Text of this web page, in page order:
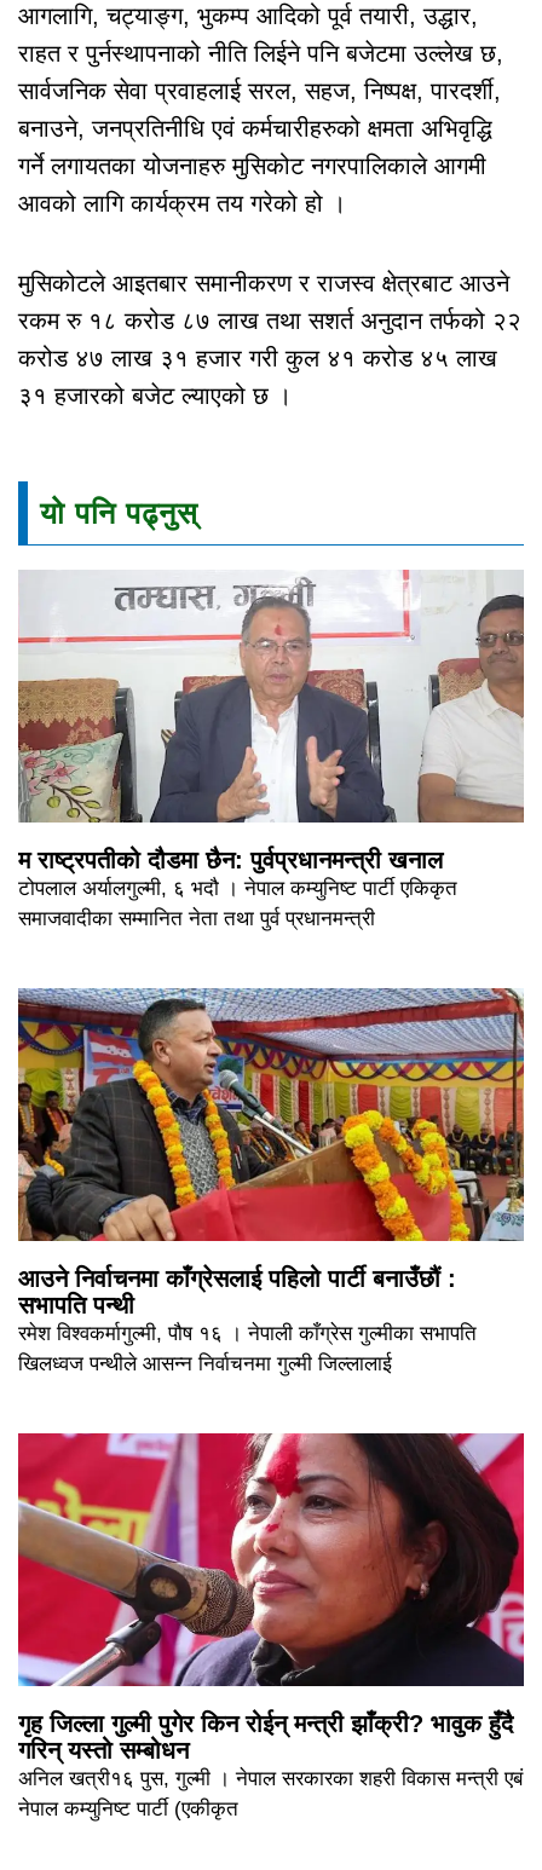
आगलागि, चट्याङ्ग, भुकम्प आदिको पूर्व तयारी, उद्धार,
राहत र पुर्नस्थापनाको नीति लिईने पनि बजेटमा उल्लेख छ,
सार्वजनिक सेवा प्रवाहलाई सरल, सहज, निष्पक्ष, पारदर्शी,
बनाउने, जनप्रतिनीधि एवं कर्मचारीहरुको क्षमता अभिवृद्धि
गर्ने लगायतका योजनाहरु मुसिकोट नगरपालिकाले आगमी
आवको लागि कार्यक्रम तय गरेको हो ।
मुसिकोटले आइतबार समानीकरण र राजस्व क्षेत्रबाट आउने
रकम रु १८ करोड ८७ लाख तथा सशर्त अनुदान तर्फको २२
करोड ४७ लाख ३१ हजार गरी कुल ४१ करोड ४५ लाख
३१ हजारको बजेट ल्याएको छ ।
यो पनि पढ्नुस्
म राष्ट्रपतीको दौडमा छैन: पुर्वप्रधानमन्त्री खनाल
टोपलाल अर्यालगुल्मी, ६ भदौ । नेपाल कम्युनिष्ट पार्टी एकिकृत
समाजवादीका सम्मानित नेता तथा पुर्व प्रधानमन्त्री
आउने निर्वाचनमा काँग्रेसलाई पहिलो पार्टी बनाउँछौं :
सभापति पन्थी
रमेश विश्वकर्मागुल्मी, पौष १६ । नेपाली काँग्रेस गुल्मीका सभापति
खिलध्वज पन्थीले आसन्न निर्वाचनमा गुल्मी जिल्लालाई
गृह जिल्ला गुल्मी पुगेर किन रोईन् मन्त्री झाँक्री? भावुक हुँदै
गरिन् यस्तो सम्बोधन
अनिल खत्री१६ पुस, गुल्मी । नेपाल सरकारका शहरी विकास मन्त्री एबं
नेपाल कम्युनिष्ट पार्टी (एकीकृत